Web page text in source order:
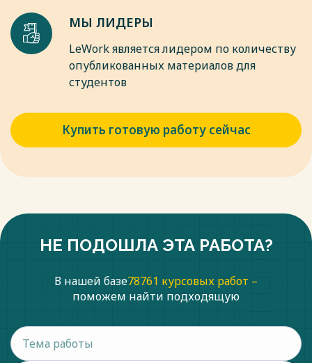
МЫ ЛИДЕРЫ
LeWork является лидером по количеству
опубликованных материалов для
студентов
Купить готовую работу сейчас
НЕ ПОДОШЛА ЭТА РАБОТА?
В нашей базе78761 курсовых работ –
поможем найти подходящую